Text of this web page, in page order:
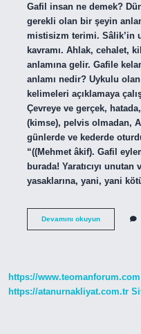
Gafil insan ne demek?
gerekli olan bir şeyin
mistisizm terimi. Sâlik’in
kavramı. Ahlak, cehalet,
anlamına gelir. Gafile
anlamı nedir? Uykulu
kelimeleri açıklamaya
Çevreye ve gerçek,
(kimse), pelvis olmadan,
günlerde ve kederde
“((Mehmet âkif). Gafil
burada! Yaratıcıyı
yasaklarına, yani, yani
Devamını okuyunGafile
https://www.teomanforum.com
https://atanurnakliyat.com.tr